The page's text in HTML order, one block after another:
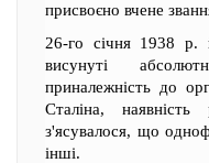
присвоєно вчене
26-го січня 1938 р.
висунуті
приналежність до
Сталіна,
з'ясувалося, що
інші.